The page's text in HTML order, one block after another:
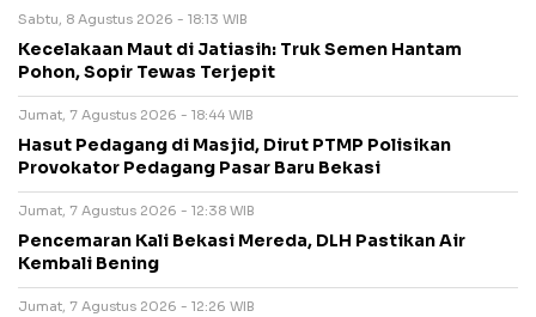
Sabtu, 8 Agustus 2026 - 18:13 WIB
Kecelakaan Maut di Jatiasih: Truk Semen Hantam
Pohon, Sopir Tewas Terjepit
Jumat, 7 Agustus 2026 - 18:44 WIB
Hasut Pedagang di Masjid, Dirut PTMP Polisikan
Provokator Pedagang Pasar Baru Bekasi
Jumat, 7 Agustus 2026 - 12:38 WIB
Pencemaran Kali Bekasi Mereda, DLH Pastikan Air
Kembali Bening
Jumat, 7 Agustus 2026 - 12:26 WIB